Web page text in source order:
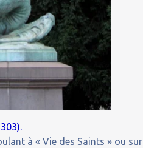
à « Vie des Saints » ou sur